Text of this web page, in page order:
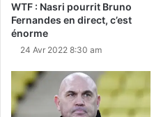
WTF : Nasri pourrit Bruno
Fernandes en direct, c’est
énorme
24 Avr 2022 8:30 am